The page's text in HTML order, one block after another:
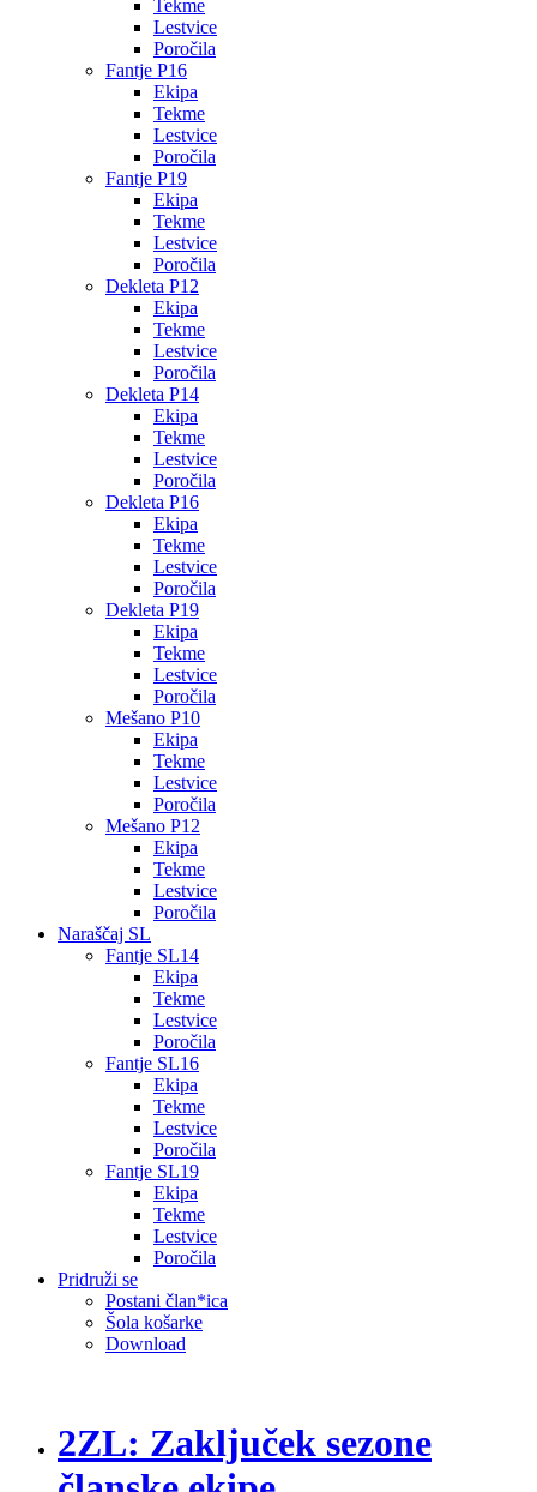
Tekme
Lestvice
Poročila
Fantje P16
Ekipa
Tekme
Lestvice
Poročila
Fantje P19
Ekipa
Tekme
Lestvice
Poročila
Dekleta P12
Ekipa
Tekme
Lestvice
Poročila
Dekleta P14
Ekipa
Tekme
Lestvice
Poročila
Dekleta P16
Ekipa
Tekme
Lestvice
Poročila
Dekleta P19
Ekipa
Tekme
Lestvice
Poročila
Mešano P10
Ekipa
Tekme
Lestvice
Poročila
Mešano P12
Ekipa
Tekme
Lestvice
Poročila
Naraščaj SL
Fantje SL14
Ekipa
Tekme
Lestvice
Poročila
Fantje SL16
Ekipa
Tekme
Lestvice
Poročila
Fantje SL19
Ekipa
Tekme
Lestvice
Poročila
Pridruži se
Postani član*ica
Šola košarke
Download
2ZL: Zaključek sezone